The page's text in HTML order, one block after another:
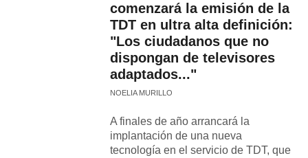
comenzará la emisión de la
TDT en ultra alta definición:
"Los ciudadanos que no
dispongan de televisores
adaptados..."
NOELIA MURILLO
A finales de año arrancará la
implantación de una nueva
tecnología en el servicio de TDT, que